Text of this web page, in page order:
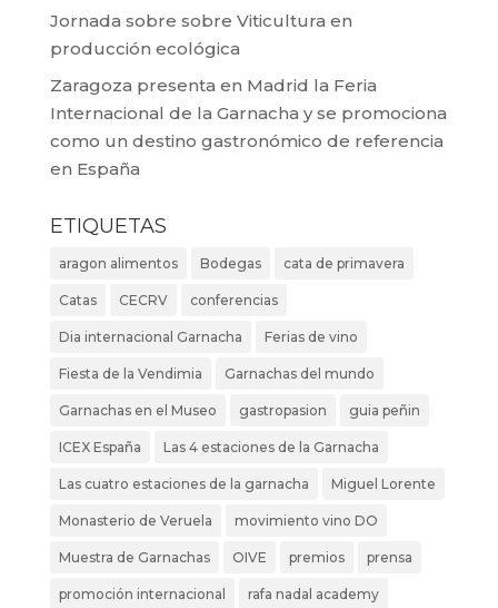
Jornada sobre sobre Viticultura en
producción ecológica
Zaragoza presenta en Madrid la Feria
Internacional de la Garnacha y se promociona
como un destino gastronómico de referencia
en España
ETIQUETAS
aragon alimentos Bodegas cata de primavera
Catas CECRV conferencias
Dia internacional Garnacha Ferias de vino
Fiesta de la Vendimia Garnachas del mundo
Garnachas en el Museo gastropasion guia peñin
ICEX España Las 4 estaciones de la Garnacha
Las cuatro estaciones de la garnacha Miguel Lorente
Monasterio de Veruela movimiento vino DO
Muestra de Garnachas OIVE premios prensa
promoción internacional rafa nadal academy